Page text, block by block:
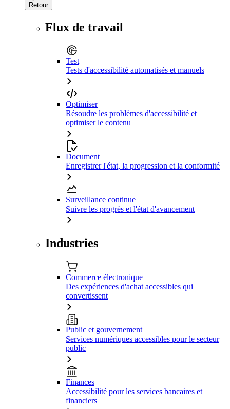
Retour
Flux de travail
Test
Tests d'accessibilité automatisés et manuels
Optimiser
Résoudre les problèmes d'accessibilité et
optimiser le contenu
Document
Enregistrer l'état, la progression et la conformité
Surveillance continue
Suivre les progrès et l'état d'avancement
Industries
Commerce électronique
Des expériences d'achat accessibles qui
convertissent
Public et gouvernement
Services numériques accessibles pour le secteur
public
Finances
Accessibilité pour les services bancaires et
financiers